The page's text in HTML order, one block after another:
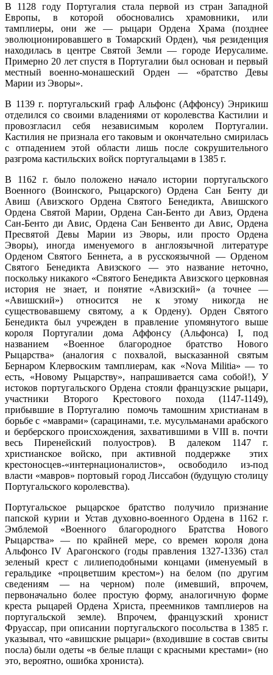
В 1128 году Португалия стала первой из стран Западной
Европы, в которой обосновались храмовники, или
тамплиеры, они же — рыцари Ордена Храма (позднее
эволюционировавшего в Томарский Орден), чья резиденция
находилась в центре Святой Земли — городе Иерусалиме.
Примерно 20 лет спустя в Португалии был основан и первый
местный военно-монашеский Орден — «братство Девы
Марии из Эворы».
В 1139 г. португальский граф Альфонс (Аффонсу) Энрикиш
отделился со своими владениями от королевства Кастилии и
провозгласил себя независимым королем Португалии.
Кастилия не признала его таковым и окончательно смирилась
с отпадением этой области лишь после сокрушительного
разгрома кастильских войск португальцами в 1385 г.
В 1162 г. было положено начало истории португальского
Военного (Воинского, Рыцарского) Ордена Сан Бенту ди
Авиш (Авизского Ордена Святого Бенедикта, Авишского
Ордена Святой Марии, Ордена Сан-Бенто ди Авиз, Ордена
Сан-Бенто ди Авис, Ордена Сан Бенвенто ди Авис, Ордена
Пресвятой Девы Марии из Эворы, или просто Ордена
Эворы), иногда именуемого в англоязычной литературе
Орденом Святого Беннета, а в русскоязычной — Орденом
Святого Бенедикта Авизского — это название неточно,
поскольку никакого «Святого Бенедикта Авизского церковная
история не знает, и понятие «Авизский» (а точнее —
«Авишский») относится не к этому никогда не
существовавшему святому, а к Ордену). Орден Святого
Бенедикта был учрежден в правление упомянутого выше
короля Португалии дома Аффонсу (Альфонса) I, под
названием «Военное благородное братство Нового
Рыцарства» (аналогия с похвалой, высказанной святым
Бернаром Клервоским тамплиерам, как «Nova Militia» — то
есть, «Новому Рыцарству», напрашивается сама собой!), У
истоков португальского Ордена стояли французские рыцари,
участники Второго Крестового похода (1147-1149),
прибывшие в Португалию помочь тамошним христианам в
борьбе с «маврами» (сарацинами, т.е. мусульманами арабского
и берберского происхождения, захватившими в VIII в. почти
весь Пиренейский полуостров). В далеком 1147 г.
христианское войско, при активной поддержке этих
крестоносцев-«интернационалистов», освободило из-под
власти «мавров» портовый город Лиссабон (будущую столицу
Португальского королевства).
Португальское рыцарское братство получило признание
папской курии и Устав духовно-военного Ордена в 1162 г.
Эмблемой «Военного благородного Братства Нового
Рыцарства» — по крайней мере, со времен короля дона
Альфонсо IV Арагонского (годы правления 1327-1336) стал
зеленый крест с лилиеподобными концами (именуемый в
геральдике «процветшим крестом») на белом (по другим
сведениям — на черном) поле (имевший, впрочем,
первоначально более простую форму, аналогичную форме
креста рыцарей Ордена Христа, преемников тамплиеров на
португальской земле). Впрочем, французский хронист
Фруассар, при описании португальского посольства в 1385 г.
указывал, что «авишские рыцари» (входившие в состав свиты
посла) были одеты «в белые плащи с красными крестами» (но
это, вероятно, ошибка хрониста).